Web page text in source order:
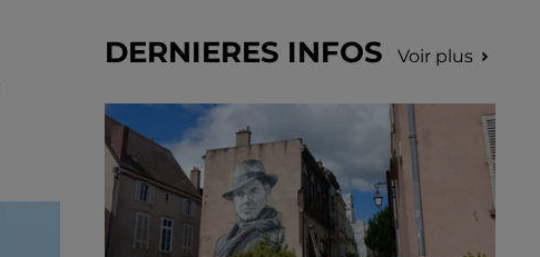
DERNIERES INFOS Voir plus